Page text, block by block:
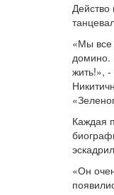
Действо
«Мы все
домино.
жить!»,
Каждая
«Он